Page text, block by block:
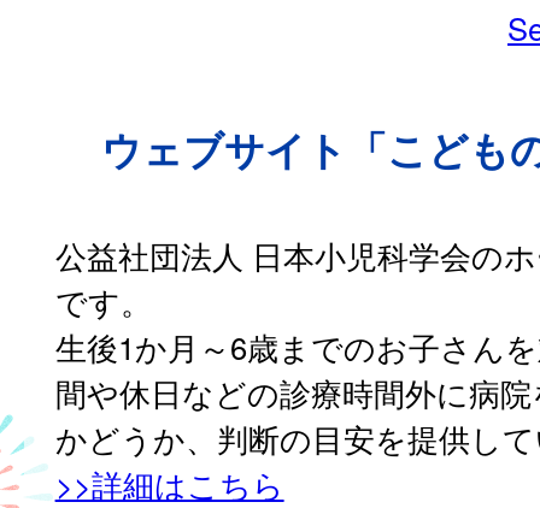
ウェブサイト「こども
公益社団法人 日本小児科学会の
です。
生後1か月～6歳までのお子さん
間や休日などの診療時間外に病
かどうか、判断の目安を提供し
>>詳細はこちら